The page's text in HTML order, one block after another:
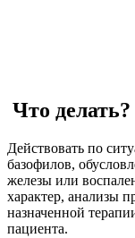
Что делать?
Действовать по
базофилов,
железы или
характер, анализы
назначенной
пациента.